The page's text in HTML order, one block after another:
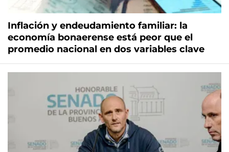
Inflación y endeudamiento familiar: la
economía bonaerense está peor que el
promedio nacional en dos variables clave